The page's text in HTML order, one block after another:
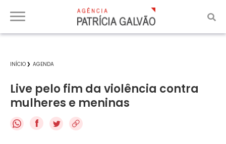
INÍCIO AGENDA
Live pelo fim da violência contra
mulheres e meninas
f